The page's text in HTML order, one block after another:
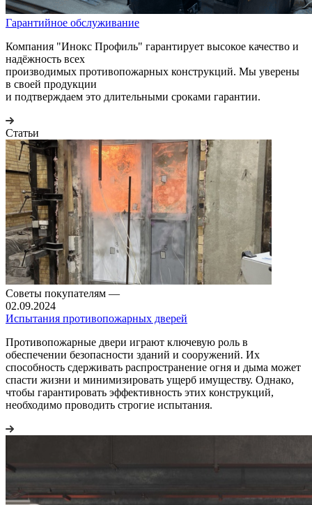
Гарантийное обслуживание
Компания "Инокс Профиль" гарантирует высокое качество и
надёжность всех
производимых противопожарных конструкций. Мы уверены
в своей продукции
и подтверждаем это длительными сроками гарантии.
Статьи
Советы покупателям —
02.09.2024
Испытания противопожарных дверей
Противопожарные двери играют ключевую роль в
обеспечении безопасности зданий и сооружений. Их
способность сдерживать распространение огня и дыма может
спасти жизни и минимизировать ущерб имуществу. Однако,
чтобы гарантировать эффективность этих конструкций,
необходимо проводить строгие испытания.